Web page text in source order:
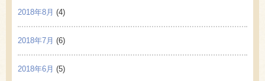
2018年8月 (4)
2018年7月 (6)
2018年6月 (5)